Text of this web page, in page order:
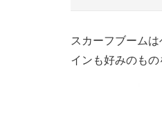
スカーフブーム
インも好みのもの